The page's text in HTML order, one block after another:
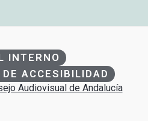
INTERNO
ACCESIBILIDAD
Audiovisual de Andalucía